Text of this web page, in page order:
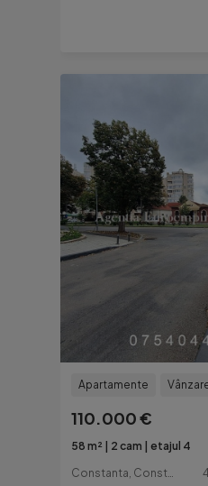
Apartamente
110.000 €
58 m² 2 cam
etajul 4